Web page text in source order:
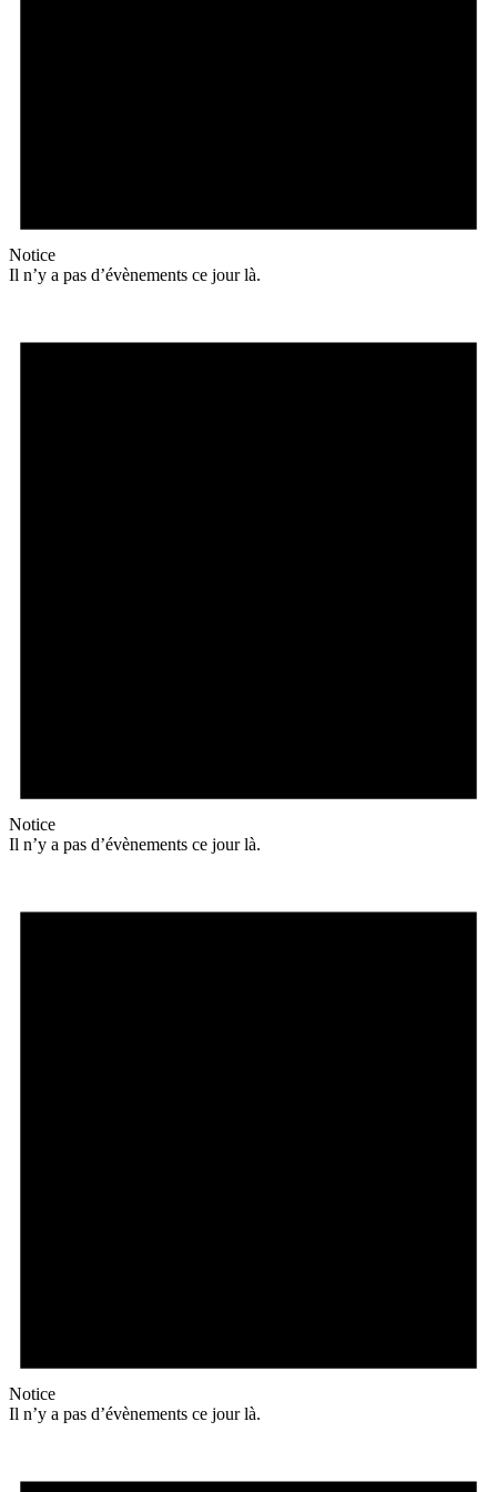
Notice
Il n’y a pas d’évènements ce jour là.
Notice
Il n’y a pas d’évènements ce jour là.
Notice
Il n’y a pas d’évènements ce jour là.